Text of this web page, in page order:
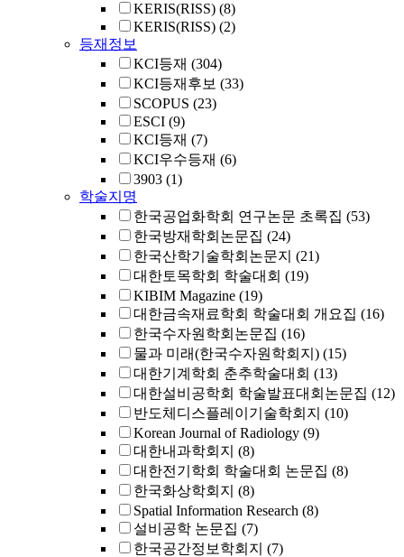
KERIS(RISS) (8)
KERIS(RISS) (2)
등재정보
KCI등재 (304)
KCI등재후보 (33)
SCOPUS (23)
ESCI (9)
KCI등재 (7)
KCI우수등재 (6)
3903 (1)
학술지명
한국공업화학회 연구논문 초록집 (53)
한국방재학회논문집 (24)
한국산학기술학회논문지 (21)
대한토목학회 학술대회 (19)
KIBIM Magazine (19)
대한금속재료학회 학술대회 개요집 (16)
한국수자원학회논문집 (16)
물과 미래(한국수자원학회지) (15)
대한기계학회 춘추학술대회 (13)
대한설비공학회 학술발표대회논문집 (12)
반도체디스플레이기술학회지 (10)
Korean Journal of Radiology (9)
대한내과학회지 (8)
대한전기학회 학술대회 논문집 (8)
한국화상학회지 (8)
Spatial Information Research (8)
설비공학 논문집 (7)
한국공간정보학회지 (7)